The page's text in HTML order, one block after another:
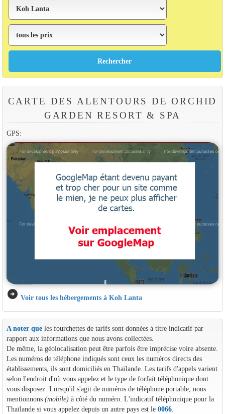
CARTE DES ALENTOURS DE ORCHID
GARDEN RESORT & SPA
GPS:
arrow_circle_right Voir tous les hébergements à Koh Lanta
A noter queles fourchettes de tarifs sont données à titre indicatif par
rapport aux informations que nous avons collectées.
De même, la géolocalisation peut être parfois être imprécise voire absente.
Les numéros de téléphone indiqués sont ceux les numéros directs des
établissements, ils sont domiciliés en Thaïlande. Les tarifs d'appels varient
selon l'endroit d'où vous appelez et le type de forfait téléphonique dont
vous disposez. Lorsqu'il s'agit de numéros de téléphone portable, nous
mentionnons (mobile)à côté du numéro. L'indicatif téléphonique pour la
Thaïlande si vous appelez depuis un autre pays est le 0066.